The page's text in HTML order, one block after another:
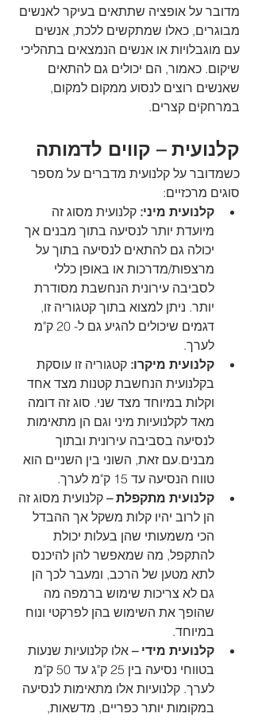
מדובר על אופציה שתתאים בעיקר לאנשים
מבוגרים, כאלו שמתקשים ללכת, אנשים
עם מוגבלויות או אנשים הנמצאים בתהליכי
שיקום. כאמור, הם יכולים גם להתאים
שאנשים רוצים לנסוע ממקום למקום,
במרחקים קצרים.
קלנועית – קווים לדמותה
כשמדובר על קלנועית מדברים על מספר
סוגים מרכזיים:
קלנועית מיני: קלנועית מסוג זה
מיועדת יותר לנסיעה בתוך מבנים אך
יכולה גם להתאים לנסיעה בתוך על
מרצפות/מדרכות או באופן כללי
לסביבה עירונית הנחשבת מסודרת
יותר. ניתן למצוא בתוך קטגוריה זו,
דגמים שיכולים להגיע גם ל- 20 ק"מ
לערך.
קלנועית מיקרו: קטגוריה זו עוסקת
בקלנועית הנחשבת קטנות מצד אחד
וקלות במיוחד מצד שני. סוג זה דומה
מאד לקלנועיות מיני וגם הן מתאימות
לנסיעה בסביבה עירונית ובתוך
מבנים.עם זאת, השוני בין השניים הוא
טווח הנסיעה עד 15 ק"מ לערך.
קלנועית מתקפלת – קלנועית מסוג זה
הן לרוב יהיו קלות משקל אך ההבדל
הכי משמעותי שהן בעלות יכולת
להתקפל, מה שמאפשר להן להיכנס
לתא מטען של הרכב, ומעבר לכך הן
גם לא צריכות שימוש ברמפה מה
שהופך את השימוש בהן לפרקטי ונוח
במיוחד.
קלנועית מידי – אלו קלנועיות שנעות
בטווחי נסיעה בין 25 ק"ג עד 50 ק"מ
לערך. קלנועיות אלו מתאימות לנסיעה
במקומות יותר כפריים, מדשאות,